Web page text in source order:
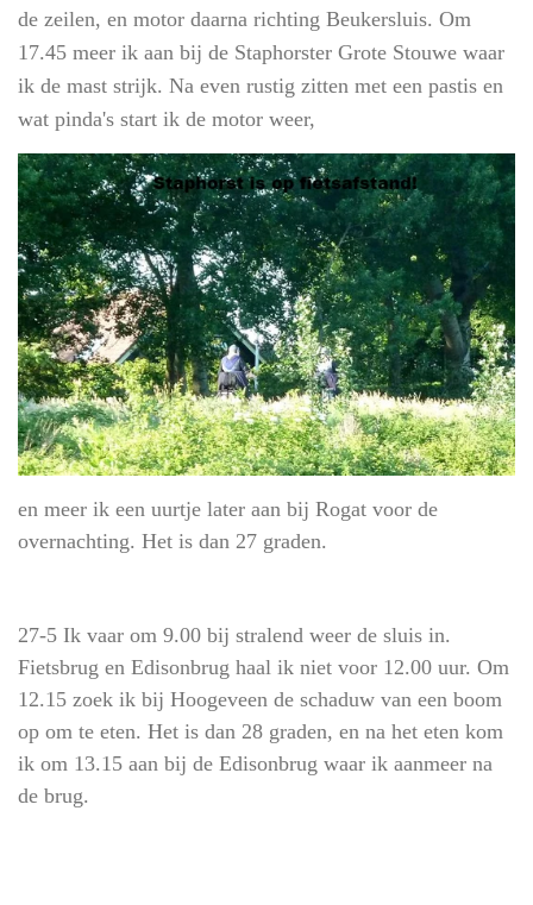
de zeilen, en motor daarna richting Beukersluis. Om
17.45 meer ik aan bij de Staphorster Grote Stouwe waar
ik de mast strijk. Na even rustig zitten met een pastis en
wat pinda's start ik de motor weer,
en meer ik een uurtje later aan bij Rogat voor de
overnachting. Het is dan 27 graden.
27-5 Ik vaar om 9.00 bij stralend weer de sluis in.
Fietsbrug en Edisonbrug haal ik niet voor 12.00 uur. Om
12.15 zoek ik bij Hoogeveen de schaduw van een boom
op om te eten. Het is dan 28 graden, en na het eten kom
ik om 13.15 aan bij de Edisonbrug waar ik aanmeer na
de brug.